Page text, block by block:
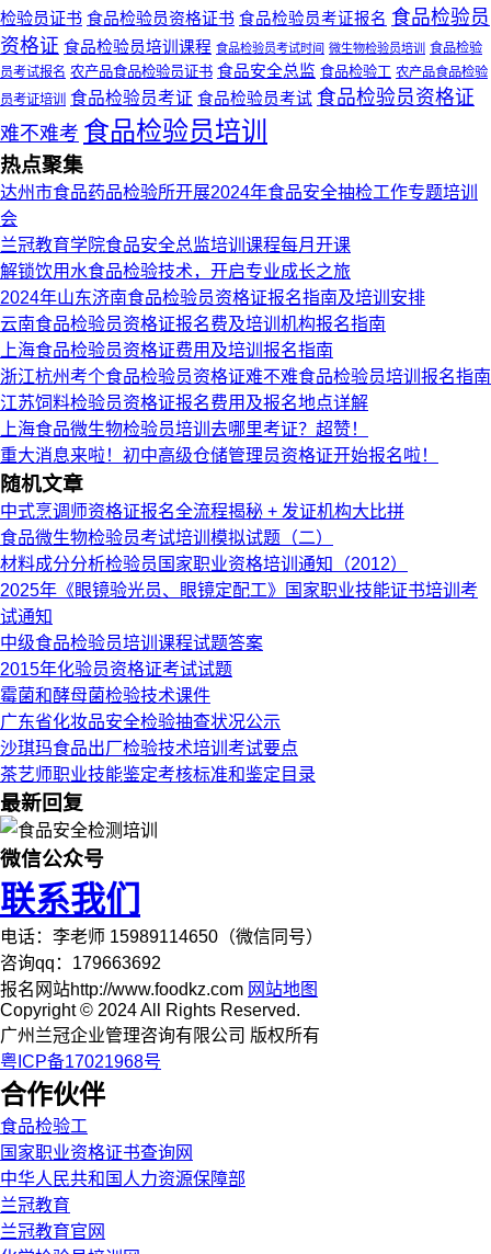
检验员证书 食品检验员资格证书 食品检验员考证报名 食品检验员
资格证 食品检验员培训课程 食品检验员考试时间 微生物检验员培训
食品检验
员考试报名 农产品食品检验员证书 食品安全总监 食品检验工 农产品食品检验
员考证培训 食品检验员考证 食品检验员考试 食品检验员资格证
难不难考 食品检验员培训
热点聚集
达州市食品药品检验所开展2024年食品安全抽检工作专题培训
会
兰冠教育学院食品安全总监培训课程每月开课
解锁饮用水食品检验技术，开启专业成长之旅
2024年山东济南食品检验员资格证报名指南及培训安排
云南食品检验员资格证报名费及培训机构报名指南
上海食品检验员资格证费用及培训报名指南
浙江杭州考个食品检验员资格证难不难食品检验员培训报名指南
江苏饲料检验员资格证报名费用及报名地点详解
上海食品微生物检验员培训去哪里考证？超赞！
重大消息来啦！初中高级仓储管理员资格证开始报名啦！
随机文章
中式烹调师资格证报名全流程揭秘 + 发证机构大比拼
食品微生物检验员考试培训模拟试题（二）
材料成分分析检验员国家职业资格培训通知（2012）
2025年《眼镜验光员、眼镜定配工》国家职业技能证书培训考
试通知
中级食品检验员培训课程试题答案
2015年化验员资格证考试试题
霉菌和酵母菌检验技术课件
广东省化妆品安全检验抽查状况公示
沙琪玛食品出厂检验技术培训考试要点
茶艺师职业技能鉴定考核标准和鉴定目录
最新回复
微信公众号
联系我们
电话：李老师 15989114650（微信同号）
咨询qq：179663692
报名网站http://www.foodkz.com 网站地图
Copyright © 2024 All Rights Reserved.
广州兰冠企业管理咨询有限公司 版权所有
粤ICP备17021968号
合作伙伴
食品检验工
国家职业资格证书查询网
中华人民共和国人力资源保障部
兰冠教育
兰冠教育官网